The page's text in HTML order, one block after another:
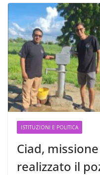
ISTITUZIONI E POLITICA
Ciad,
realizzato il